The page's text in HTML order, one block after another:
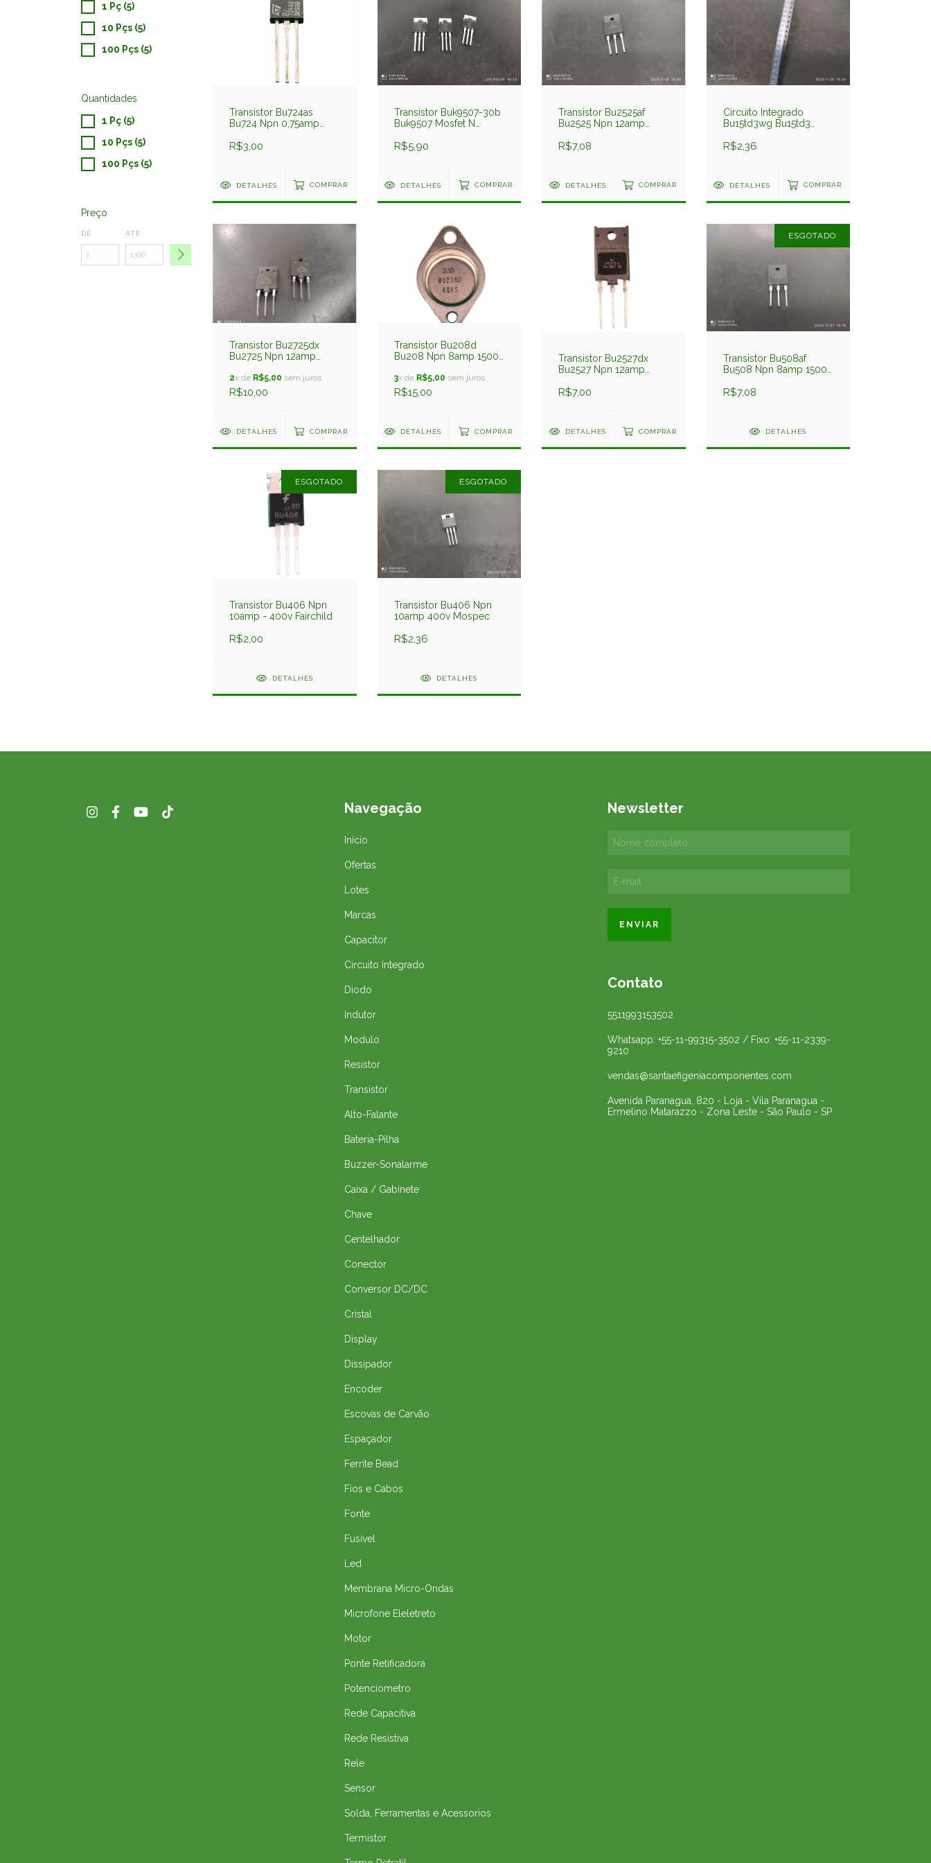
1 Pç (5)
10 Pçs (5)
100 Pçs (5)
Quantidades
1 Pç (5)
10 Pçs (5)
100 Pçs (5)
Preço
DE ATÉ
Transistor Bu724as
Bu724 Npn 0,75amp
R$3,00
DETALHES COMPRAR
Transistor Buk9507-30b
Buk9507 Mosfet N
R$5,90
DETALHES COMPRAR
Transistor Bu2525af
Bu2525 Npn 12amp
R$7,08
DETALHES COMPRAR
Circuito Integrado
Bu15td3wg Bu15td3
200ma 1,5v Rohm
R$2,36
DETALHES COMPRAR
Transistor Bu2725dx
Bu2725 Npn 12amp
2x de R$5,00 sem juros
R$10,00
DETALHES COMPRAR
Transistor Bu208d
Bu208 Npn 8amp 1500v
3x de R$5,00 sem juros
R$15,00
DETALHES COMPRAR
Transistor Bu2527dx
Bu2527 Npn 12amp
R$7,00
DETALHES COMPRAR
ESGOTADO
Transistor Bu508af
Bu508 Npn 8amp 1500v
R$7,08
DETALHES
ESGOTADO
Transistor Bu406 Npn
10amp - 400v Fairchild
R$2,00
DETALHES
ESGOTADO
Transistor Bu406 Npn
10amp 400v Mospec
R$2,36
DETALHES
Navegação
Início
Ofertas
Lotes
Marcas
Capacitor
Circuito Integrado
Diodo
Indutor
Modulo
Resistor
Transistor
Alto-Falante
Bateria-Pilha
Buzzer-Sonalarme
Caixa / Gabinete
Chave
Centelhador
Conector
Conversor DC/DC
Cristal
Display
Dissipador
Encoder
Escovas de Carvão
Espaçador
Ferrite Bead
Fios e Cabos
Fonte
Fusivel
Led
Membrana Micro-Ondas
Microfone Eleletreto
Motor
Ponte Retificadora
Potenciometro
Rede Capacitiva
Rede Resistiva
Rele
Sensor
Solda, Ferramentas e Acessorios
Termistor
Newsletter
Contato
5511993153502
Whatsapp: +55-11-99315-3502 / Fixo: +55-11-2339-
9210
vendas@santaefigeniacomponentes.com
Avenida Paranagua, 820 - Loja - Vila Paranagua -
Ermelino Matarazzo - Zona Leste - São Paulo - SP